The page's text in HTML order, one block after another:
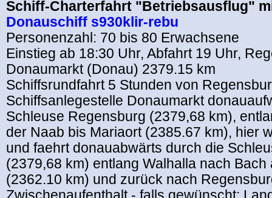
Schiff-Charterfahrt "Betriebsausflug"
Donauschiff s930klir-rebu
Personenzahl: 70 bis 80 Erwachsene
Einstieg ab 18:30 Uhr, Abfahrt 19 Uhr,
Donaumarkt (Donau) 2379.15 km
Schiffsrundfahrt 5 Stunden von
Schiffsanlegestelle Donaumarkt
Schleuse Regensburg (2379,68 km),
der Naab bis Mariaort (2385.67 km), hier
und faehrt donauabwärts durch die
(2379,68 km) entlang Walhalla nach Bach
(2362.10 km) und zurück nach